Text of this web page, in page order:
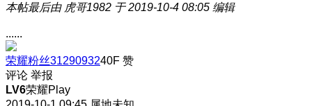
本帖最后由 虎哥1982 于 2019-10-4 08:05 编辑
......
荣耀粉丝3129093240F 赞
评论 举报
LV6荣耀Play